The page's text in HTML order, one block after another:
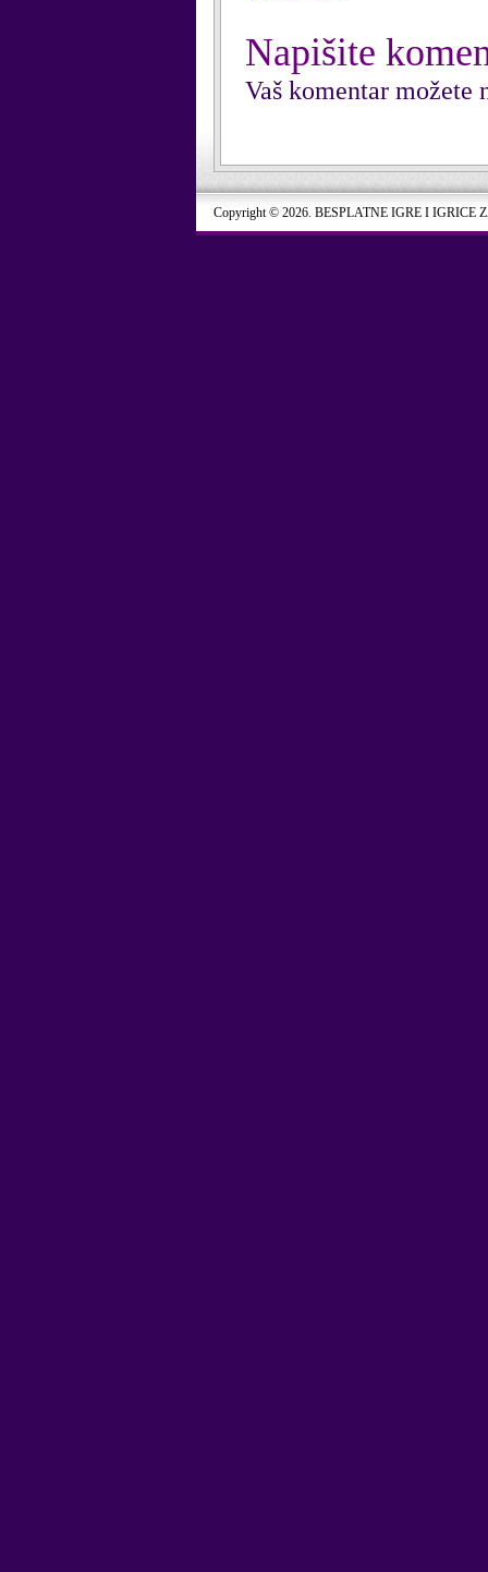
Napišite
Vaš komentar možete
Copyright © 2026. BESPLATNE IGRE I IGRICE